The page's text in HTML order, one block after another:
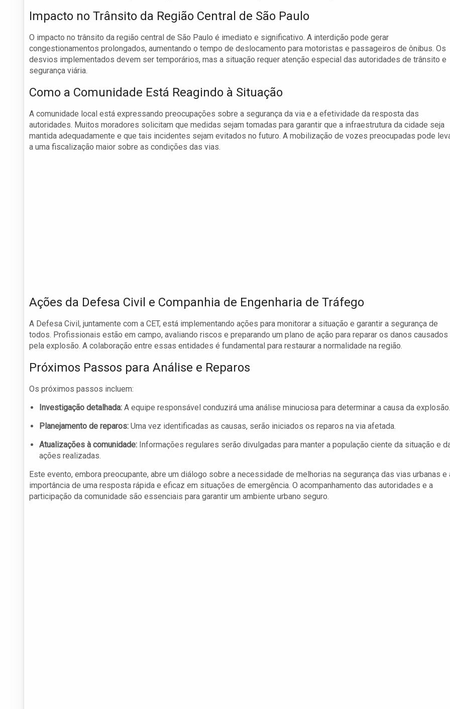
Impacto no Trânsito da Região Central de São Paulo
O impacto no trânsito da região central de São Paulo é imediato e significativo. A interdição pode gerar
congestionamentos prolongados, aumentando o tempo de deslocamento para motoristas e passageiros de ônibus. Os
desvios implementados devem ser temporários, mas a situação requer atenção especial das autoridades de trânsito e
segurança viária.
Como a Comunidade Está Reagindo à Situação
A comunidade local está expressando preocupações sobre a segurança da via e a efetividade da resposta das
autoridades. Muitos moradores solicitam que medidas sejam tomadas para garantir que a infraestrutura da cidade seja
mantida adequadamente e que tais incidentes sejam evitados no futuro. A mobilização de vozes preocupadas pode
a uma fiscalização maior sobre as condições das vias.
Ações da Defesa Civil e Companhia de Engenharia de Tráfego
A Defesa Civil, juntamente com a CET, está implementando ações para monitorar a situação e garantir a segurança de
todos. Profissionais estão em campo, avaliando riscos e preparando um plano de ação para reparar os danos causados
pela explosão. A colaboração entre essas entidades é fundamental para restaurar a normalidade na região.
Próximos Passos para Análise e Reparos
Os próximos passos incluem:
Investigação detalhada: A equipe responsável conduzirá uma análise minuciosa para determinar a causa da explosão.
Planejamento de reparos: Uma vez identificadas as causas, serão iniciados os reparos na via afetada.
Atualizações à comunidade: Informações regulares serão divulgadas para manter a população ciente da situação e
ações realizadas.
Este evento, embora preocupante, abre um diálogo sobre a necessidade de melhorias na segurança das vias urbanas e
importância de uma resposta rápida e eficaz em situações de emergência. O acompanhamento das autoridades e a
participação da comunidade são essenciais para garantir um ambiente urbano seguro.